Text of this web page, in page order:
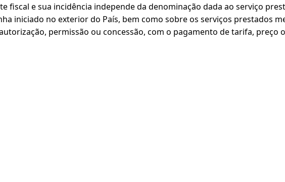
fiscal e sua incidência independe da denominação dada ao serviço
iniciado no exterior do País, bem como sobre os serviços prestados
permissão ou concessão, com o pagamento de tarifa, preço